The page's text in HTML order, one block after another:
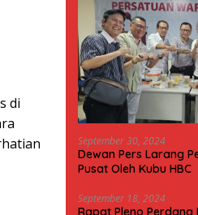
di
September 30, 2024
Dewan Pers Larang
Pusat Oleh Kubu HBC
September 18, 2024
Rapat Pleno Perdana